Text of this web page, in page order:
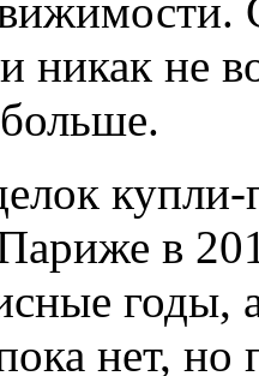
никак не
в
годы,
нет,